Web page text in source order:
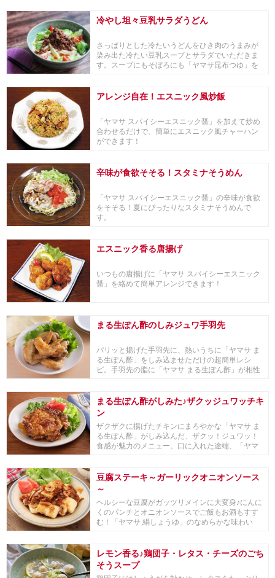
冷やし坦々豆乳サラダうどん
さっぱりとした冷たいうどんをひき肉のうまみが
染み出た冷たい豆乳スープとサラダでいただきま
す。スープにもそぼろにも「ヤマサ昆布つゆ」を
アレンジ自在！エスニック風炒飯
「ヤマサ スパイシーエスニック醤」を加えて炒め
合わせるだけで、簡単にエスニック風チャーハン
ができます！
辛味が食欲そそる！スタミナそうめん
「ヤマサ スパイシーエスニック醤」の辛味が食欲
をそそる！夏にぴったりなスタミナそうめんで
す。
エスニック香る唐揚げ
いつもの唐揚げに「ヤマサ スパイシーエスニック
醤」を絡めて簡単アレンジできます！
まる生ぽん酢のしみジュワ手羽先
パリッと揚げた手羽先に、熱いうちに「ヤマサ ま
る生ぽん酢」をしみ込ませただけの超簡単レシ
ピ。手羽先の脂に「ヤマサ まる生ぽん酢」が相性
まる生ぽん酢がしみた♪ザクッジュワッチキ
ン
ザクザクに揚げたチキンにまろやかな「ヤマサ ま
る生ぽん酢」がしみ込んだ、ザクッ！ジュワッ！
食感が魅力のメニュー。口に入れた途端、「ヤマ
豆腐ステーキ～ガーリックオニオンソース
～
ヘルシーな豆腐がガッツリメインに大変身♪にんに
くのパンチとオニオンソースでご飯もお酒もすす
む！「ヤマサ 絹しょうゆ」のなめらかな味わい
レモン香る♪鶏団子・レタス・チーズのごち
そうスープ